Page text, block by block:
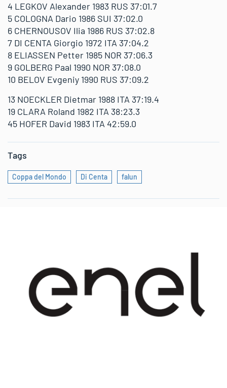
4 LEGKOV Alexander 1983 RUS 37:01.7
5 COLOGNA Dario 1986 SUI 37:02.0
6 CHERNOUSOV Ilia 1986 RUS 37:02.8
7 DI CENTA Giorgio 1972 ITA 37:04.2
8 ELIASSEN Petter 1985 NOR 37:06.3
9 GOLBERG Paal 1990 NOR 37:08.0
10 BELOV Evgeniy 1990 RUS 37:09.2
13 NOECKLER Dietmar 1988 ITA 37:19.4
19 CLARA Roland 1982 ITA 38:23.3
45 HOFER David 1983 ITA 42:59.0
Tags
Coppa del Mondo Di Centa falun